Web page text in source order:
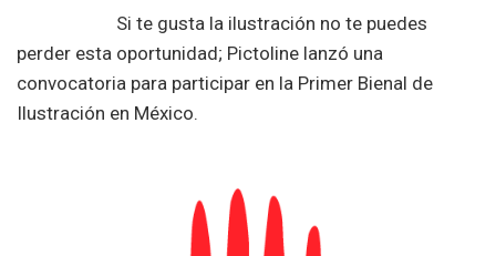
Si te gusta la ilustración no te puedes
perder esta oportunidad; Pictoline lanzó una
convocatoria para participar en la Primer Bienal de
Ilustración en México.